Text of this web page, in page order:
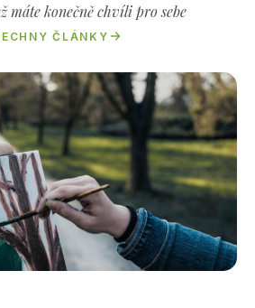
máte konečně chvíli pro sebe
ČLÁNKY